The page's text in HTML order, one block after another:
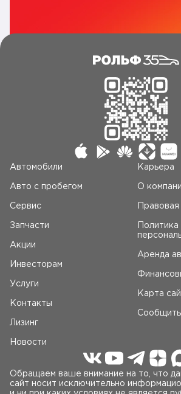
Автомобили
Авто c пробегом
Сервис
Запчасти
Акции
Инвесторам
Услуги
Контакты
Лизинг
Новости
Карьера
О
Аренда
Карта
Обращаем ваше внимание на то, что
сайт носит исключительно